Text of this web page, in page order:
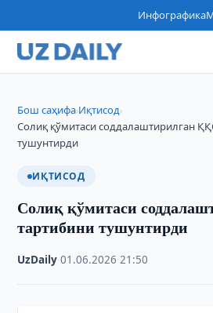
Инфографика
Бош саҳифа›Иқтисод›
Солиқ қўмитаси соддалаштирилган
тушунтирди
ИҚТИСОД
Солиқ қўмитаси
тартибини тушунтирди
UzDaily ·01.06.2026 ·21:50